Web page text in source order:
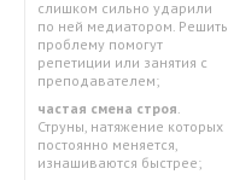
слишком сильно ударили
по ней медиатором. Решить
проблему помогут
репетиции или занятия с
преподавателем;
частая смена строя.
Струны, натяжение которых
постоянно меняется,
изнашиваются быстрее;